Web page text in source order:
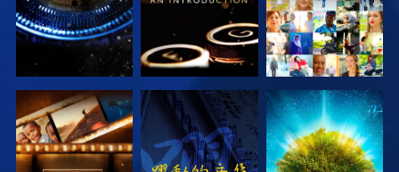
探索系列節目 觀看 探索系列節目